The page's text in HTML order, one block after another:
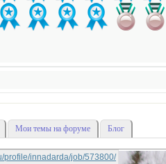
Мои темы на форуме Блог
profile/innadarda/job/573800/